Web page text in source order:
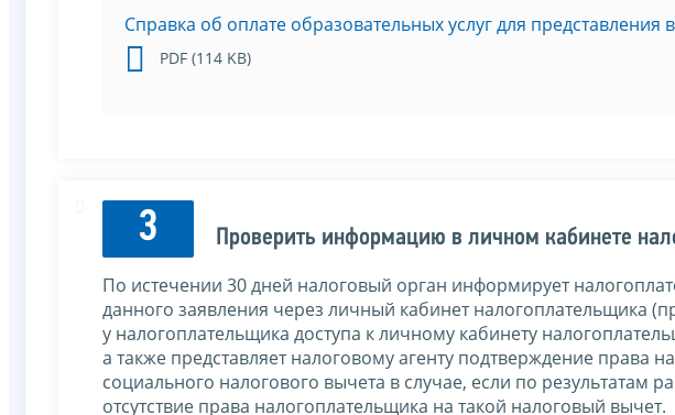
Cправка об оплате образовательных услуг для представления
PDF (114 KB)
3 Проверить информацию в личном кабинете
По истечении 30 дней налоговый орган информирует
данного заявления через личный кабинет налогоплательщика
у налогоплательщика доступа к личному кабинету
а также представляет налоговому агенту подтверждение права
социального налогового вычета в случае, если по результатам
отсутствие права налогоплательщика на такой налоговый вычет.